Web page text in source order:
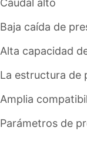
Caudal alto
Baja caída de
Alta capacidad
La estructura de
Amplia
Parámetros de